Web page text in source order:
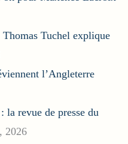
Tuchel explique
l’Angleterre
la revue de presse du
2026